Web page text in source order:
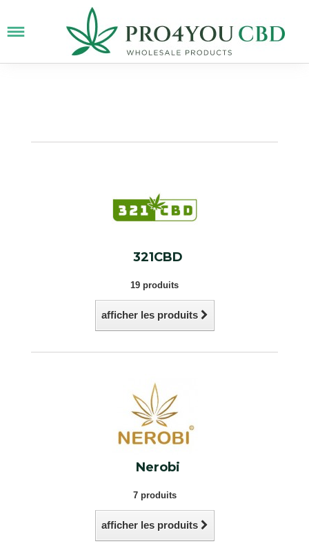
321CBD
19 produits
afficher les produits
Nerobi
7 produits
afficher les produits